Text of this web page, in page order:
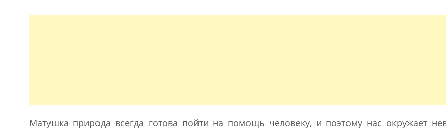
Матушка природа всегда готова пойти на помощь человеку, и поэтому нас окружает